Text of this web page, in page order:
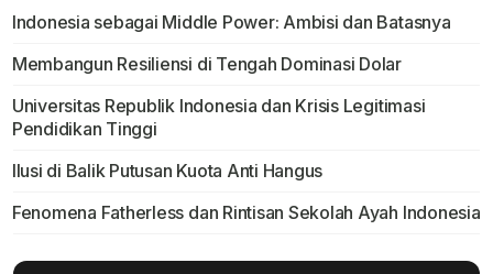
Indonesia sebagai Middle Power: Ambisi dan Batasnya
Membangun Resiliensi di Tengah Dominasi Dolar
Universitas Republik Indonesia dan Krisis Legitimasi
Pendidikan Tinggi
Ilusi di Balik Putusan Kuota Anti Hangus
Fenomena Fatherless dan Rintisan Sekolah Ayah Indonesia